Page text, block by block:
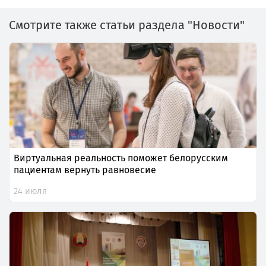
Смотрите также статьи раздела "Новости"
Виртуальная реальность поможет белорусским
пациентам вернуть равновесие
24 июля